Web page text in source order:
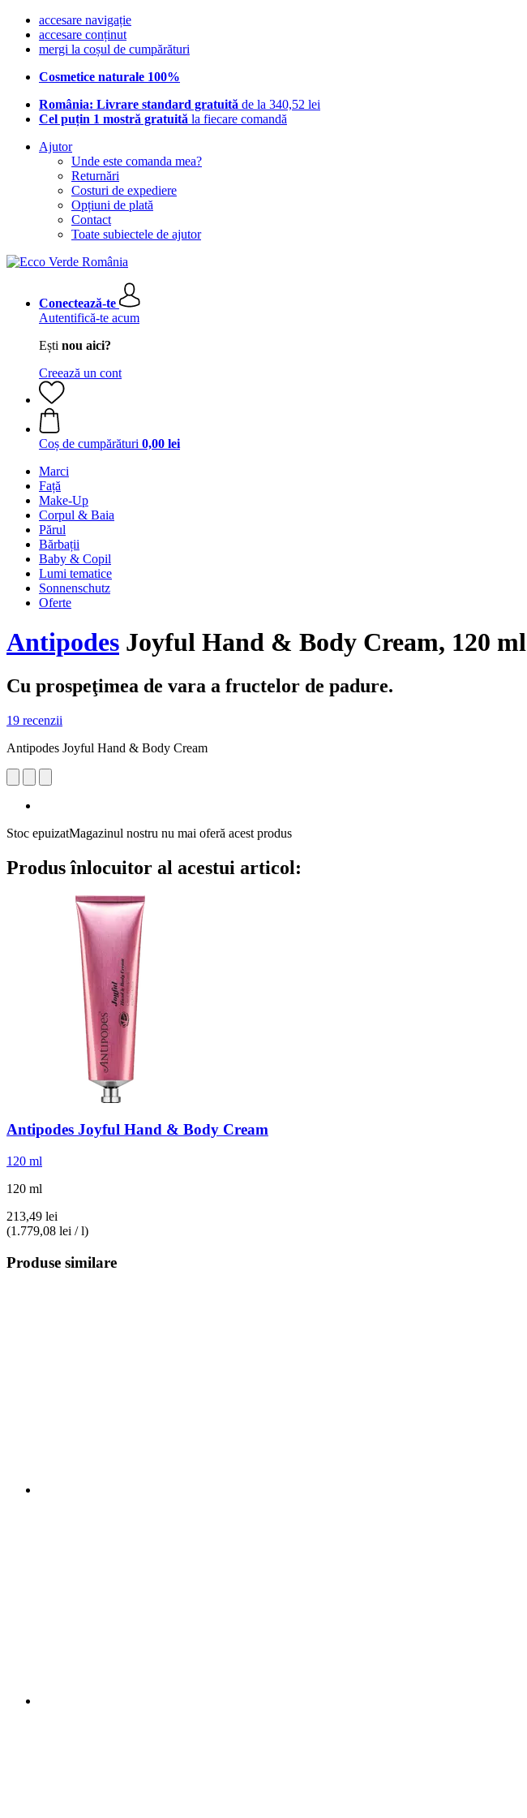
accesare navigație
accesare conținut
mergi la coșul de cumpărături
Cosmetice naturale 100%
România: Livrare standard gratuită de la 340,52 lei
Cel puțin 1 mostră gratuită la fiecare comandă
Ajutor
Unde este comanda mea?
Returnări
Costuri de expediere
Opțiuni de plată
Contact
Toate subiectele de ajutor
Conectează-te
Autentifică-te acum
Ești nou aici?
Creează un cont
Coș de cumpărături 0,00 lei
Marci
Față
Make-Up
Corpul & Baia
Părul
Bărbații
Baby & Copil
Lumi tematice
Sonnenschutz
Oferte
Antipodes Joyful Hand & Body Cream, 120 ml
Cu prospeţimea de vara a fructelor de padure.
19 recenzii
Antipodes Joyful Hand & Body Cream
Stoc epuizatMagazinul nostru nu mai oferă acest produs
Produs înlocuitor al acestui articol:
Antipodes Joyful Hand & Body Cream
120 ml
120 ml
213,49 lei
(1.779,08 lei / l)
Produse similare